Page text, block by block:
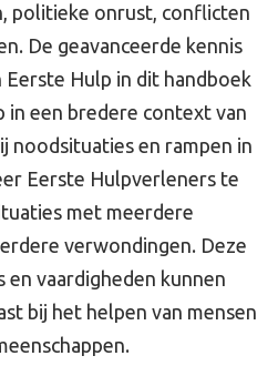
politieke onrust, conflicten
De geavanceerde kennis
Eerste Hulp in dit handboek
in een bredere context van
noodsituaties en rampen in
Eerste Hulpverleners te
met meerdere
verwondingen. Deze
en vaardigheden kunnen
bij het helpen van mensen